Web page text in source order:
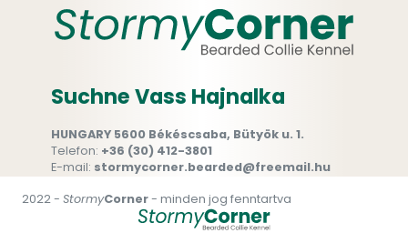
Suchne Vass Hajnalka
HUNGARY 5600 Békéscsaba, Bütyök u. 1.
Telefon: +36 (30) 412-3801
E-mail: stormycorner.bearded@freemail.hu
2022 - StormyCorner- minden jog fenntartva